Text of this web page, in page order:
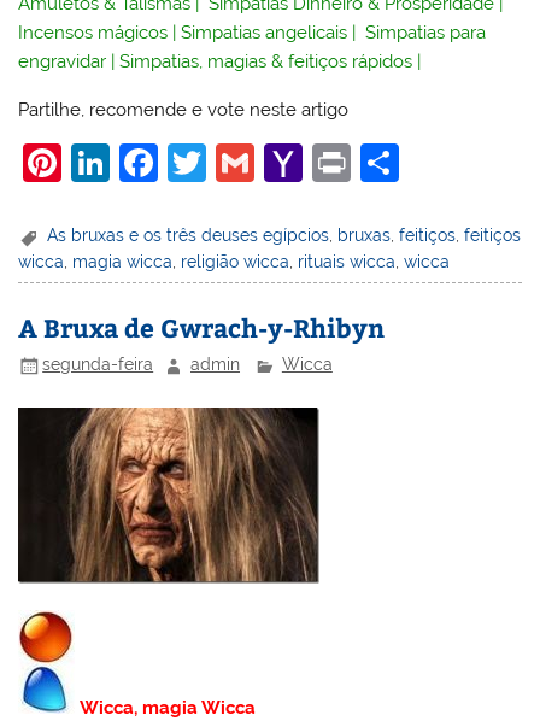
Incensos mágicos |Simpatias angelicais |Simpatias para
engravidar |Simpatias, magias & feitiços rápidos |
Partilhe, recomende e vote neste artigo
Pi
er
e
st
Li
k
e
dI
n
F
c
e
b
o
k
T
itt
er
G
ai
l
Y
h
o
o
M
l
Pr
t
ar
e
As bruxas e os três deuses egípcios, bruxas,feitiços,feitiços
wicca magia wicca religião wicca rituais wicca ,wicca
A Bruxa de Gwrach-y-Rhibyn
segunda-feira admin Wicca
Wicca, magia Wicca